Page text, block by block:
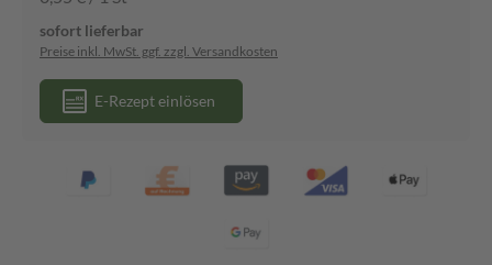
sofort lieferbar
Preise inkl. MwSt. ggf. zzgl. Versandkosten
E-Rezept einlösen